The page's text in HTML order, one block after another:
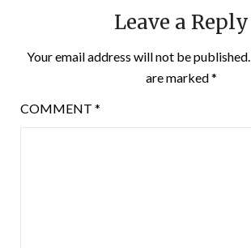
Leave a Reply
Your email address will not be published.
are marked*
COMMENT *